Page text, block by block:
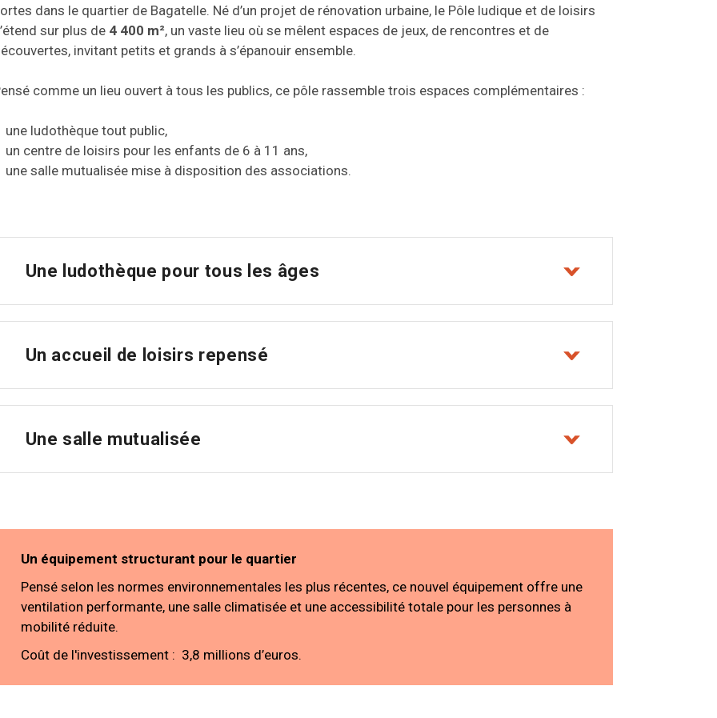
dans le quartier de Bagatelle. Né d’un projet de rénovation urbaine, le Pôle ludique et de loisirs
sur plus de4 400 m², un vaste lieu où se mêlent espaces de jeux, de rencontres et de
invitant petits et grands à s’épanouir ensemble.
comme un lieu ouvert à tous les publics, ce pôle rassemble trois espaces complémentaires :
une ludothèque tout public,
un centre de loisirs pour les enfants de 6 à 11 ans,
une salle mutualisée mise à disposition des associations.
Une ludothèque pour tous les âges
Un accueil de loisirs repensé
Une salle mutualisée
Un équipement structurant pour le quartier
Pensé selon les normes environnementales les plus récentes, ce nouvel équipement offre une
ventilation performante, une salle climatisée et une accessibilité totale pour les personnes à
mobilité réduite.
Coût de l'investissement : 3,8 millions d’euros.